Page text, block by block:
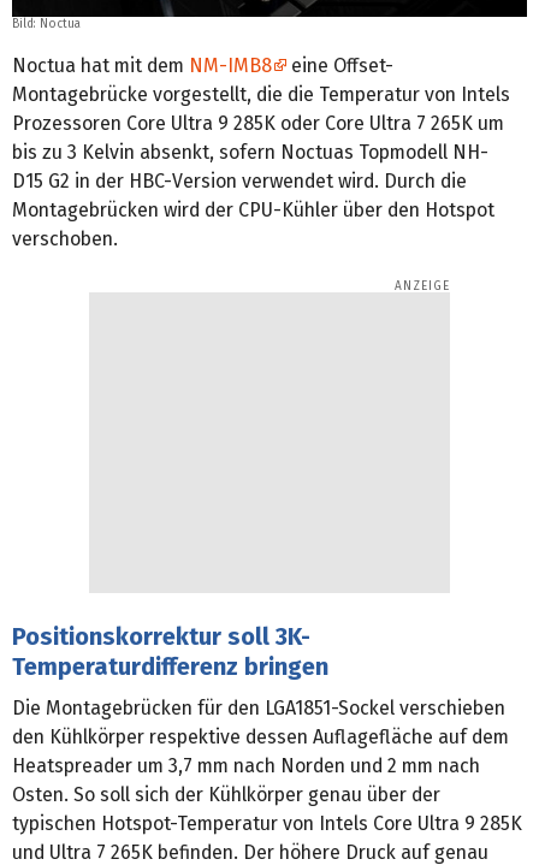
Bild: Noctua
Noctua hat mit dem NM-IMB8
eine Offset-
Montagebrücke vorgestellt, die die Temperatur von Intels
Prozessoren Core Ultra 9 285K oder Core Ultra 7 265K um
bis zu 3 Kelvin absenkt, sofern Noctuas Topmodell NH-
D15 G2 in der HBC-Version verwendet wird. Durch die
Montagebrücken wird der CPU-Kühler über den Hotspot
verschoben.
Positionskorrektur soll 3K-
Temperaturdifferenz bringen
Die Montagebrücken für den LGA1851-Sockel verschieben
den Kühlkörper respektive dessen Auflagefläche auf dem
Heatspreader um 3,7 mm nach Norden und 2 mm nach
Osten. So soll sich der Kühlkörper genau über der
typischen Hotspot-Temperatur von Intels Core Ultra 9 285K
und Ultra 7 265K befinden. Der höhere Druck auf genau